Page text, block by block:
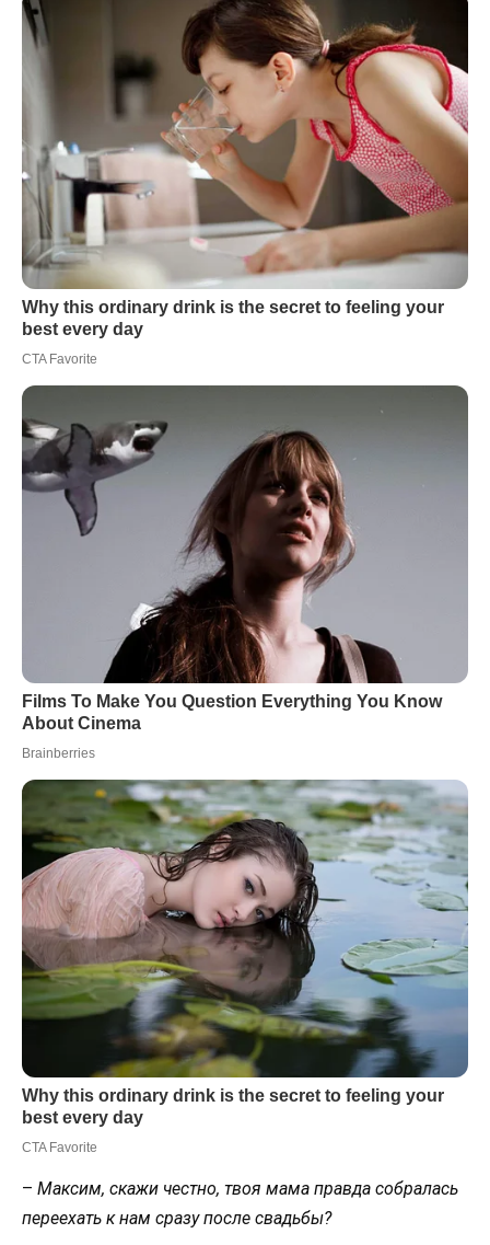
– Максим, скажи честно, твоя мама правда собралась
переехать к нам сразу после свадьбы?